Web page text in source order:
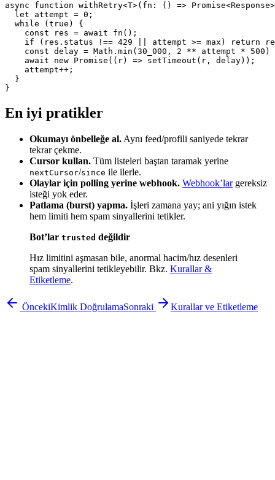
async function withRetry<T>(fn: () =>
  let attempt = 0;
  while (true) {
    const res = await fn();
if (res.status !== 429 || attempt >= max) return
const delay = Math.min(30_000, 2 ** attempt * 500)
    await new Promise((r) => setTimeout(r, delay));
    attempt++;
  }
}
En iyi pratikler
Okumayı önbelleğe al. Aynı feed/profili saniyede tekrar
tekrar çekme.
Cursor kullan. Tüm listeleri baştan taramak yerine
nextCursor/since ile ilerle.
Olaylar için polling yerine webhook. Webhook’largereksiz
isteği yok eder.
Patlama (burst) yapma. İşleri zamana yay; ani yığın istek
hem limiti hem spam sinyallerini tetikler.
Bot’lar trusted değildir
Hız limitini aşmasan bile, anormal hacim/hız desenleri
spam sinyallerini tetikleyebilir. Bkz. Kurallar &
Etiketleme.
ÖncekiKimlik DoğrulamaSonraki Kurallar ve Etiketleme